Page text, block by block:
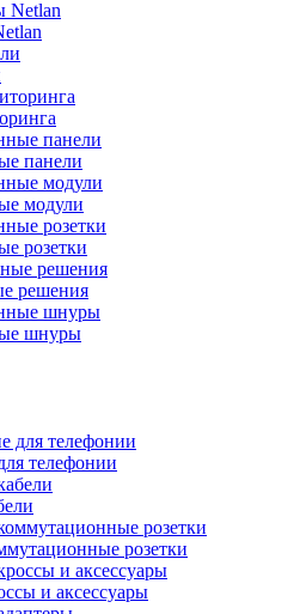
панели
модули
розетки
решения
шнуры
телефонии
розетки
и аксессуары